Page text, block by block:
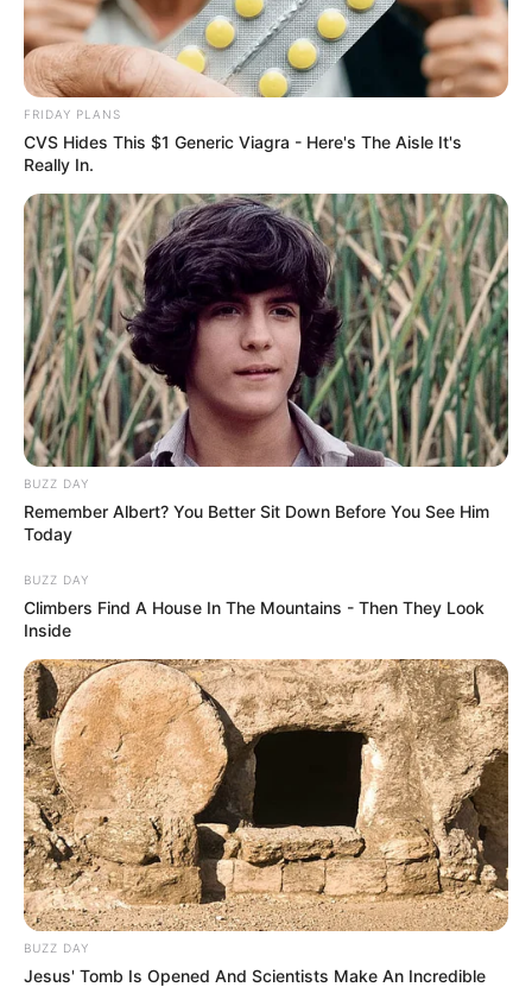
FRIDAY PLANS
CVS Hides This $1 Generic Viagra - Here's The Aisle It's
Really In.
BUZZ DAY
Remember Albert? You Better Sit Down Before You See Him
Today
BUZZ DAY
Climbers Find A House In The Mountains - Then They Look
Inside
BUZZ DAY
Jesus' Tomb Is Opened And Scientists Make An Incredible